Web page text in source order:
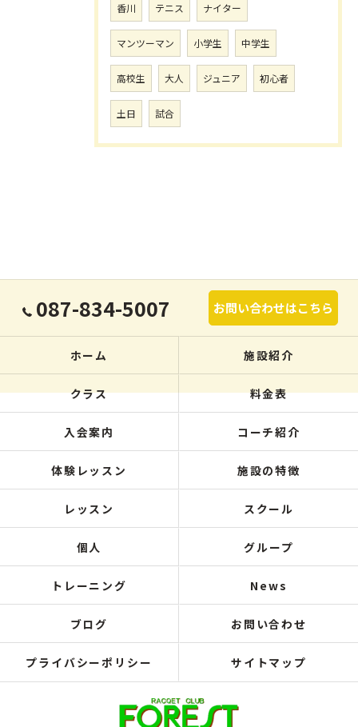
香川 テニス ナイター
マンツーマン 小学生 中学生
高校生 大人 ジュニア 初心者
土日 試合
087-834-5007 お問い合わせはこちら
ホーム 施設紹介
クラス 料金表
入会案内 コーチ紹介
体験レッスン 施設の特徴
レッスン スクール
個人 グループ
トレーニング News
ブログ お問い合わせ
プライバシーポリシー サイトマップ